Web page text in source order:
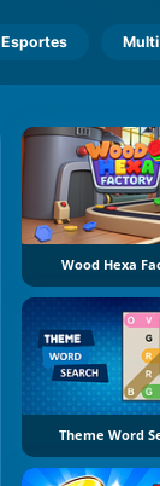
Esportes
Wood Hexa
Theme Word